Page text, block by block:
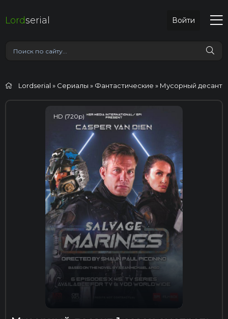
Lordserial Войти
Lordserial » Сериалы » Фантастические » Мусорный десант
HD (720p)